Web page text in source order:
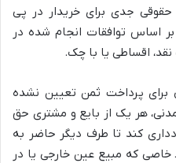
جدی برای خریدار در پی
اساس توافقات انجام شده در
اقساطی یا با چک.
برای پرداخت ثمن تعیین نشده
ماده ۳۷۷ قانون مدنی، هر یک از بایع و مشتری حق
کند تا طرف دیگر حاضر به
خاصی که مبیع عین خارجی یا در